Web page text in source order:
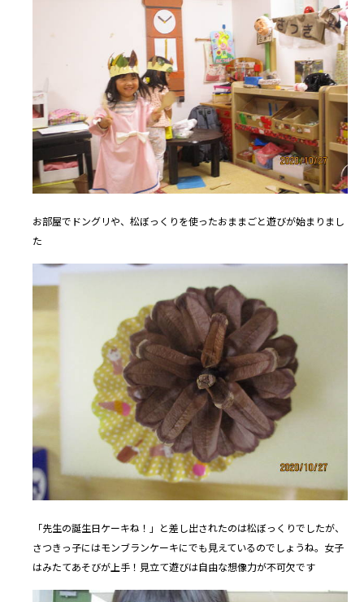
お部屋でドングリや、松ぼっくりを使ったおままごと遊びが始まりまし
た
「先生の誕生日ケーキね！」と差し出されたのは松ぼっくりでしたが、
さつきっ子にはモンブランケーキにでも見えているのでしょうね。女子
はみたてあそびが上手！見立て遊びは自由な想像力が不可欠です